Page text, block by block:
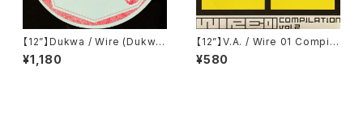
【12”】Dukwa / Wire (Dukwa
Music) (DUKWA002)
¥1,180
【12”】V.A. / Wire 01 Compila
tion Vol. 2 (Ki/oon) (SYUM
0198)
¥580